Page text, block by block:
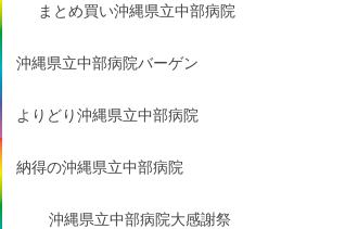
まとめ買い沖縄県立中部病院
沖縄県立中部病院バーゲン
よりどり沖縄県立中部病院
納得の沖縄県立中部病院
沖縄県立中部病院大感謝祭